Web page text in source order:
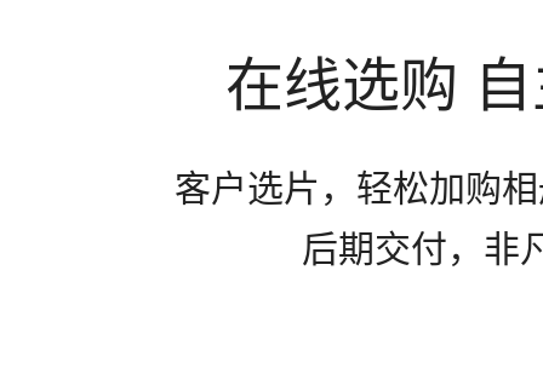
在线选购
客户选片，轻松加购
后期交付，非